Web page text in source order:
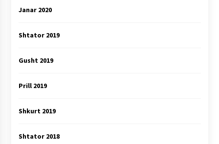
Janar 2020
Shtator 2019
Gusht 2019
Prill 2019
Shkurt 2019
Shtator 2018